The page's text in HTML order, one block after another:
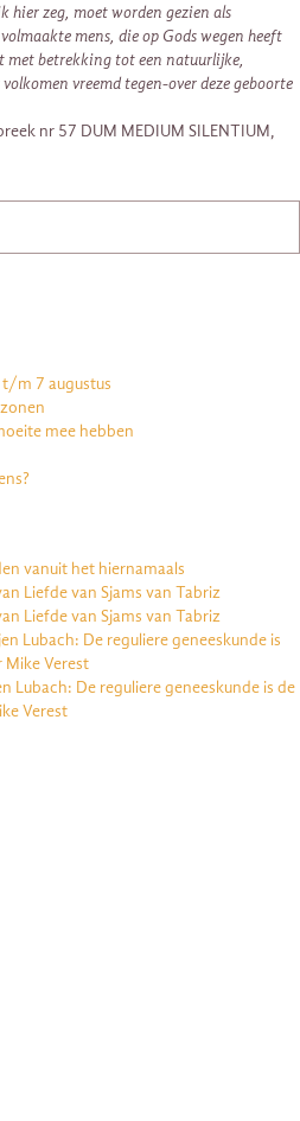
hier zeg, moet worden gezien als
mens, die op Gods wegen heeft
met betrekking tot een natuurlijke,
vreemd tegen-over deze geboorte
nr 57 DUM MEDIUM SILENTIUM,
m 7 augustus
mee hebben
vanuit het hiernamaals
Liefde van Sjams van Tabriz
Liefde van Sjams van Tabriz
Lubach: De reguliere geneeskunde is
Verest
Lubach: De reguliere geneeskunde is de
Verest